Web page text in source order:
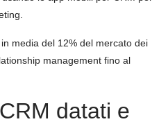
media del 12% del mercato dei
management fino al
datati e